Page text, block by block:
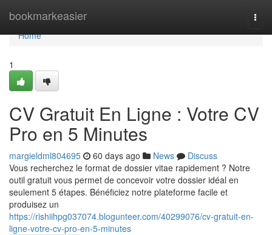
bookmarkeasier
Home
Home
1
CV Gratuit En Ligne : Votre CV
Pro en 5 Minutes
margieldml804695 60 days ago News
Discuss
Vous recherchez le format de dossier vitae rapidement ? Notre
outil gratuit vous permet de concevoir votre dossier idéal en
seulement 5 étapes. Bénéficiez notre plateforme facile et
produisez un
https://rishiihpg037074.blogunteer.com/40299076/cv-gratuit-en-
ligne-votre-cv-pro-en-5-minutes